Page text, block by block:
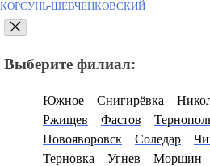
КОРСУНЬ-ШЕВЧЕНКОВСКИЙ
Выберите филиал:
Южное Снигирёвка
Ржищев
Фастов
Новояворовск
Соледар
Терновка
Угнев Моршин